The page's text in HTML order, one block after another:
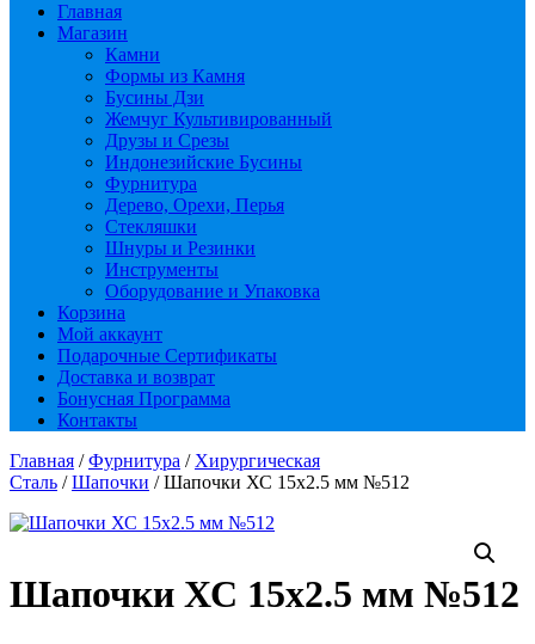
Главная
Магазин
Камни
Формы из Камня
Бусины Дзи
Жемчуг Культивированный
Друзы и Срезы
Индонезийские Бусины
Фурнитура
Дерево, Орехи, Перья
Стекляшки
Шнуры и Резинки
Инструменты
Оборудование и Упаковка
Корзина
Мой аккаунт
Подарочные Сертификаты
Доставка и возврат
Бонусная Программа
Контакты
Главная /Фурнитура / Хирургическая
Сталь /Шапочки / Шапочки ХС 15х2.5 мм №512
Шапочки ХС 15х2.5 мм №512